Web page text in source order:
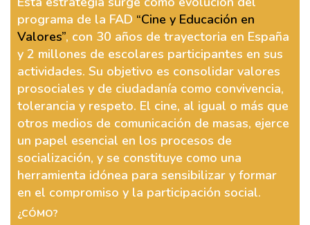
programa de la FAD “Cine y Educación en
Valores”, con 30 años de trayectoria en España
y 2 millones de escolares participantes en sus
actividades. Su objetivo es consolidar valores
prosociales y de ciudadanía como convivencia,
tolerancia y respeto. El cine, al igual o más que
otros medios de comunicación de masas, ejerce
un papel esencial en los procesos de
socialización, y se constituye como una
herramienta idónea para sensibilizar y formar
en el compromiso y la participación social.
¿CÓMO?